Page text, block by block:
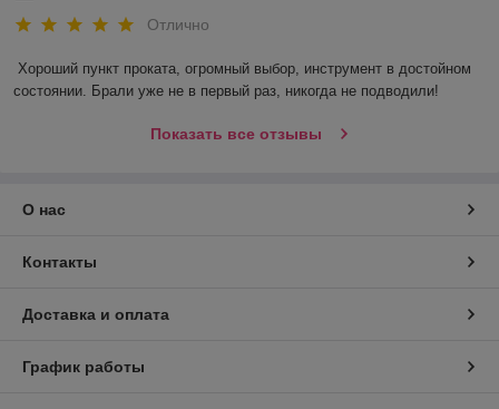
Отлично
Хороший пункт проката, огромный выбор, инструмент в достойном
состоянии. Брали уже не в первый раз, никогда не подводили!
Показать все отзывы
О нас
Контакты
Доставка и оплата
График работы